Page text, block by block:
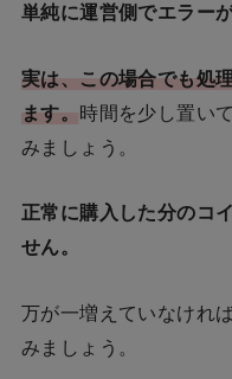
単純に運営側でエラー
実は、この場合でも処
ます。 時間を少し置い
みましょう。
正常に購入した分のコ
せん。
万が一増えていなけれ
みましょう。